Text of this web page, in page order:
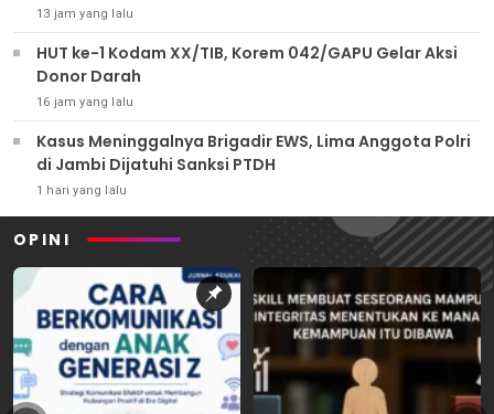
13 jam yang lalu
HUT ke-1 Kodam XX/TIB, Korem 042/GAPU Gelar Aksi
Donor Darah
16 jam yang lalu
Kasus Meninggalnya Brigadir EWS, Lima Anggota Polri
di Jambi Dijatuhi Sanksi PTDH
1 hari yang lalu
OPINI